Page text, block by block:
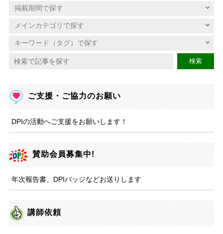
検索
ご支援・ご協力のお願い
DPIの活動へご支援をお願いします！
賛助会員募集中!
年次報告書、DPIバッジなどお送りします
講師依頼